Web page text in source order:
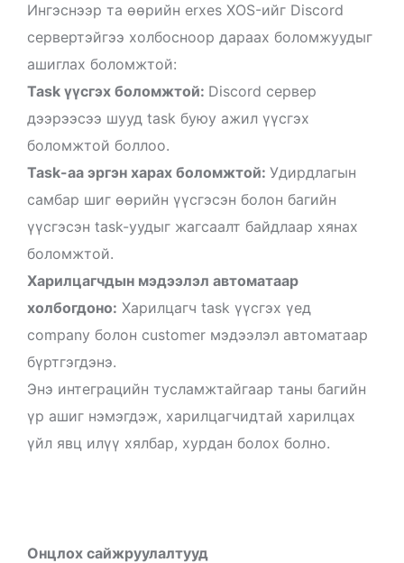
Ингэснээр та өөрийн erxes XOS-ийг Discord
сервертэйгээ холбосноор дараах боломжуудыг
ашиглах боломжтой:
Task үүсгэх боломжтой: Discord сервер
дээрээсээ шууд task буюу ажил үүсгэх
боломжтой боллоо.
Task-аа эргэн харах боломжтой: Удирдлагын
самбар шиг өөрийн үүсгэсэн болон багийн
үүсгэсэн task-уудыг жагсаалт байдлаар хянах
боломжтой.
Харилцагчдын мэдээлэл автоматаар
холбогдоно: Харилцагч task үүсгэх үед
company болон customer мэдээлэл автоматаар
бүртгэгдэнэ.
Энэ интеграцийн тусламжтайгаар таны багийн
үр ашиг нэмэгдэж, харилцагчидтай харилцах
үйл явц илүү хялбар, хурдан болох болно.
Онцлох сайжруулалтууд